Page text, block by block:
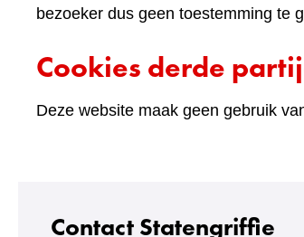
bezoeker dus geen toestemming te
Cookies derde
Deze website maak geen gebruik
Contact Statengriffie